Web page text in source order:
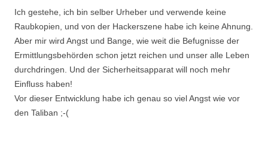
Ich gestehe, ich bin selber Urheber und verwende keine
Raubkopien, und von der Hackerszene habe ich keine Ahnung.
Aber mir wird Angst und Bange, wie weit die Befugnisse der
Ermittlungsbehörden schon jetzt reichen und unser alle Leben
durchdringen. Und der Sicherheitsapparat will noch mehr
Einfluss haben!
Vor dieser Entwicklung habe ich genau so viel Angst wie vor
den Taliban ;-(